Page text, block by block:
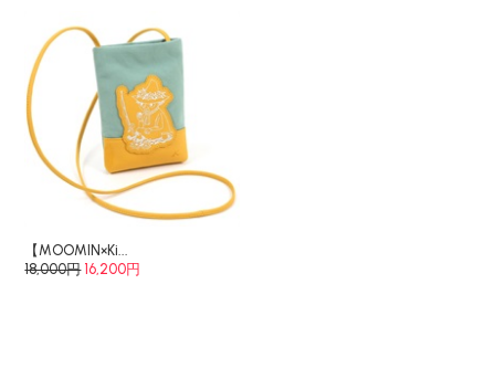
【MOOMIN×Ki...
18,000円 16,200円